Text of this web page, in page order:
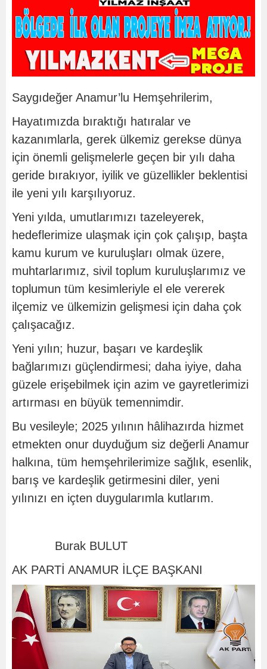
Saygıdeğer Anamur’lu Hemşehrilerim,
Hayatımızda bıraktığı hatıralar ve
kazanımlarla, gerek ülkemiz gerekse dünya
için önemli gelişmelerle geçen bir yılı daha
geride bırakıyor, iyilik ve güzellikler beklentisi
ile yeni yılı karşılıyoruz.
Yeni yılda, umutlarımızı tazeleyerek,
hedeflerimize ulaşmak için çok çalışıp, başta
kamu kurum ve kuruluşları olmak üzere,
muhtarlarımız, sivil toplum kuruluşlarımız ve
toplumun tüm kesimleriyle el ele vererek
ilçemiz ve ülkemizin gelişmesi için daha çok
çalışacağız.
Yeni yılın; huzur, başarı ve kardeşlik
bağlarımızı güçlendirmesi; daha iyiye, daha
güzele erişebilmek için azim ve gayretlerimizi
artırması en büyük temennimdir.
Bu vesileyle; 2025 yılının hâlihazırda hizmet
etmekten onur duyduğum siz değerli Anamur
halkına, tüm hemşehrilerimize sağlık, esenlik,
barış ve kardeşlik getirmesini diler, yeni
yılınızı en içten duygularımla kutlarım.
Burak BULUT
AK PARTİ ANAMUR İLÇE BAŞKANI